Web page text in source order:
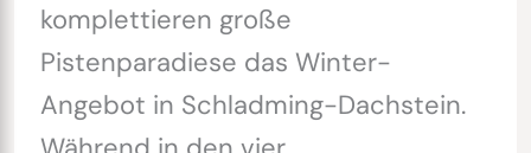
komplettieren große
Pistenparadiese das Winter-
Angebot in Schladming-Dachstein.